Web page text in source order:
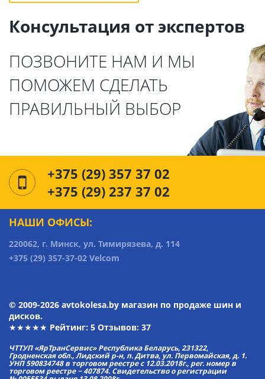
Консультация от экспертов
ПОЗВОНИТЕ НАМ И МЫ
ПОМОЖЕМ СДЕЛАТЬ
ПРАВИЛЬНЫЙ ВЫБОР
+375 (29) 357 37 02
+375 (29) 237 37 02
НАШИ ОФИСЫ:
220062, г. Минск, ул. Тимирязева, д. 114
+375 (29) 357-37-02 Velcom
© 2009-2026 avtokolesa.by магазин по продаже шин и
дисков.
★★★★★ Рейтинг: 5 Отзывов: 37
ЧТТУП «ЯрТранСервис» Республика Беларусь, 231322,
Гродненская обл., Лидский р-н, п. Дитва, ул. Первомайская, д. 1.
УНП 590834748 в торговом реестре с 12.03.2018г., рег. номер в
торговом реестре − 407874. Свидетельство о регистрации